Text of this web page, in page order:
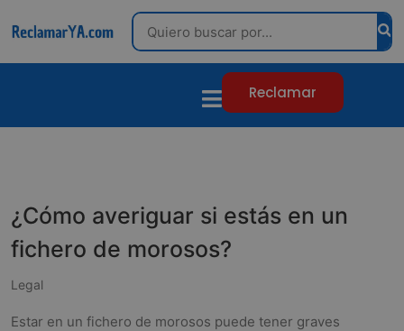
Search
Reclamar
¿Cómo averiguar si estás en un
fichero de morosos?
Legal
Estar en un fichero de morosos puede tener graves